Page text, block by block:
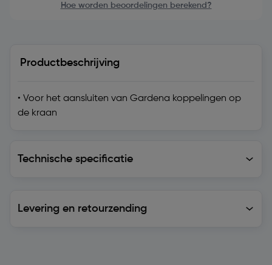
Hoe worden beoordelingen berekend?
Productbeschrijving
• Voor het aansluiten van Gardena koppelingen op
de kraan
Technische specificatie
Levering en retourzending